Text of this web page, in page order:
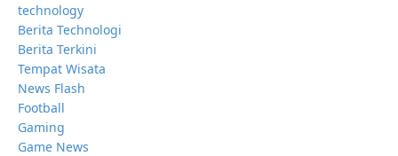
technology
Berita Technologi
Berita Terkini
Tempat Wisata
News Flash
Football
Gaming
Game News